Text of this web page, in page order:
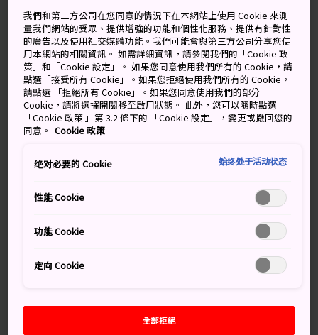
邂逅
奧大井地區位於靜岡北部，四周被海拔高達 2,000 米的群
山環抱，這個原始的縣立國家公園遠離城市喧囂，依然保
持著古樸的風貌。流入駿河灣的大井川就流經這裡。井川
湖和畑薙湖吸引了大量遊客，尤其是在秋季旅遊高峰期，
峽谷裡分佈著數個溫泉區。
接阻峽及其原始森林沿河流綿延約 12公里，大井川沿陡峭
遊覽掛川城郭小鎮，體驗地道正宗的江戶風情
我們和第三方公司在您同意的情況下在本網站上使用 Cookie 來測
量我們網站的受眾、提供增強的功能和個性化服務、提供有針對性
的廣告以及使用社交媒體功能。我們可能會與第三方公司分享您使
用本網站的相關資訊。 如需詳細資訊，請參閱我們的「Cookie 政
策」和「Cookie 設定」。 如果您同意使用我們所有的 Cookie，請
點選「接受所有 Cookie」。如果您拒絕使用我們所有的 Cookie，
請點選 「拒絕所有 Cookie」。如果您同意使用我們的部分
Cookie，請將選擇開關移至啟用狀態。 此外，您可以隨時點選
「Cookie 政策 」第 3.2 條下的 「Cookie 設定」，變更或撤回您的
同意。 Cookie 政策
绝对必要的 Cookie 始终处于活动状态
性能 Cookie
功能 Cookie
定向 Cookie
全部拒絕